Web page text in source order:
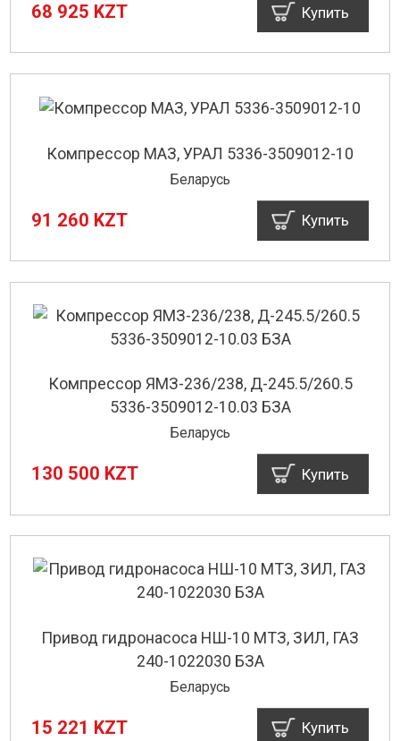
68 925 KZT Купить
Компрессор МАЗ, УРАЛ 5336-3509012-10
Беларусь
91 260 KZT Купить
Компрессор ЯМЗ-236/238, Д-245.5/260.5
5336-3509012-10.03 БЗА
Беларусь
130 500 KZT Купить
Привод гидронасоса НШ-10 МТЗ, ЗИЛ, ГАЗ
240-1022030 БЗА
Беларусь
15 221 KZT Купить